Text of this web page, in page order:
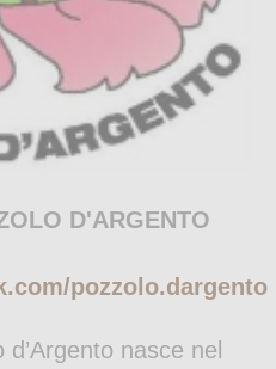
D'ARGENTO
pozzolo.dargento
d’Argento nasce nel